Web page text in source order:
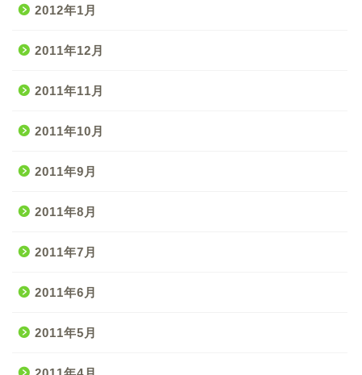
2012年1月
2011年12月
2011年11月
2011年10月
2011年9月
2011年8月
2011年7月
2011年6月
2011年5月